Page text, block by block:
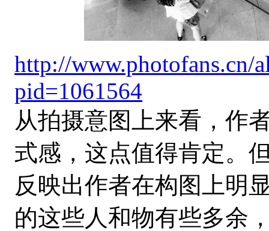
http://www.photofans.cn/
pid=1061564
从拍摄意图上来看，作
式感，这点值得肯定。
反映出作者在构图上明
的这些人和物有些多余